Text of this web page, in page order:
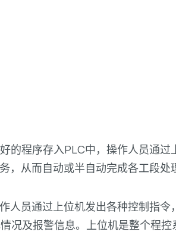
的程序存入PLC中，操作人员通
从而自动或半自动完成各工段处
员通过上位机发出各种控制指令
及报警信息。上位机是整个程